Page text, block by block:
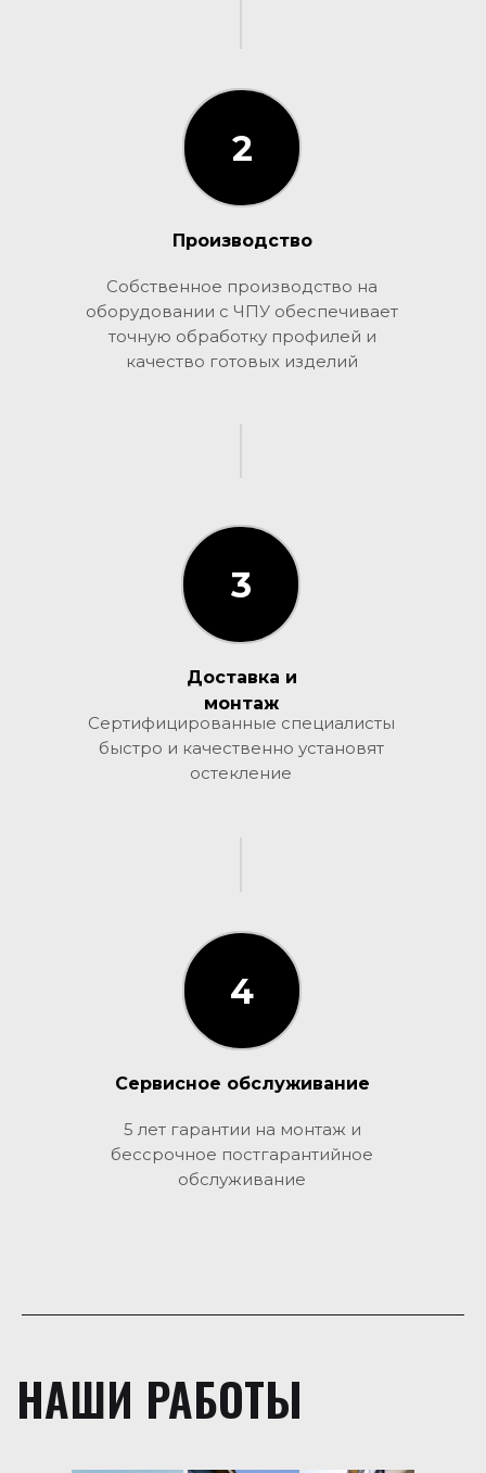
3
Сервисное обслуживание
5 лет гарантии на монтаж и
бессрочное постгарантийное
обслуживание
4
2
Производство
Собственное производство на
оборудовании с ЧПУ обеспечивает
точную обработку профилей и
качество готовых изделий
2
3
Доставка и
монтаж
Сертифицированные специалисты
быстро и качественно установят
остекление
3
НАШИ РАБОТЫ